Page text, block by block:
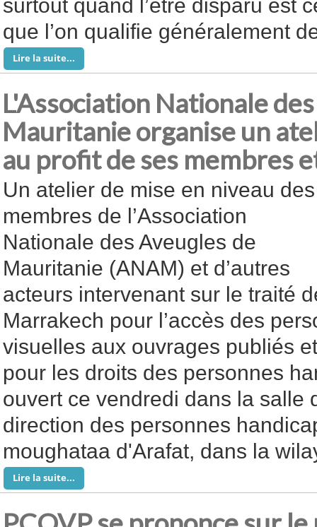
surtout quand l’être disparu est
que l’on qualifie généralement
Lire la suite...
L'Association Nationale
Mauritanie organise un
au profit de ses membres
Un atelier de mise en niveau des
membres de l’Association
Nationale des Aveugles de
Mauritanie (ANAM) et d’autres
acteurs intervenant sur le traité
Marrakech pour l’accès des
visuelles aux ouvrages publiés
pour les droits des personnes
ouvert ce vendredi dans la salle
direction des personnes
moughataa d'Arafat, dans la
Lire la suite...